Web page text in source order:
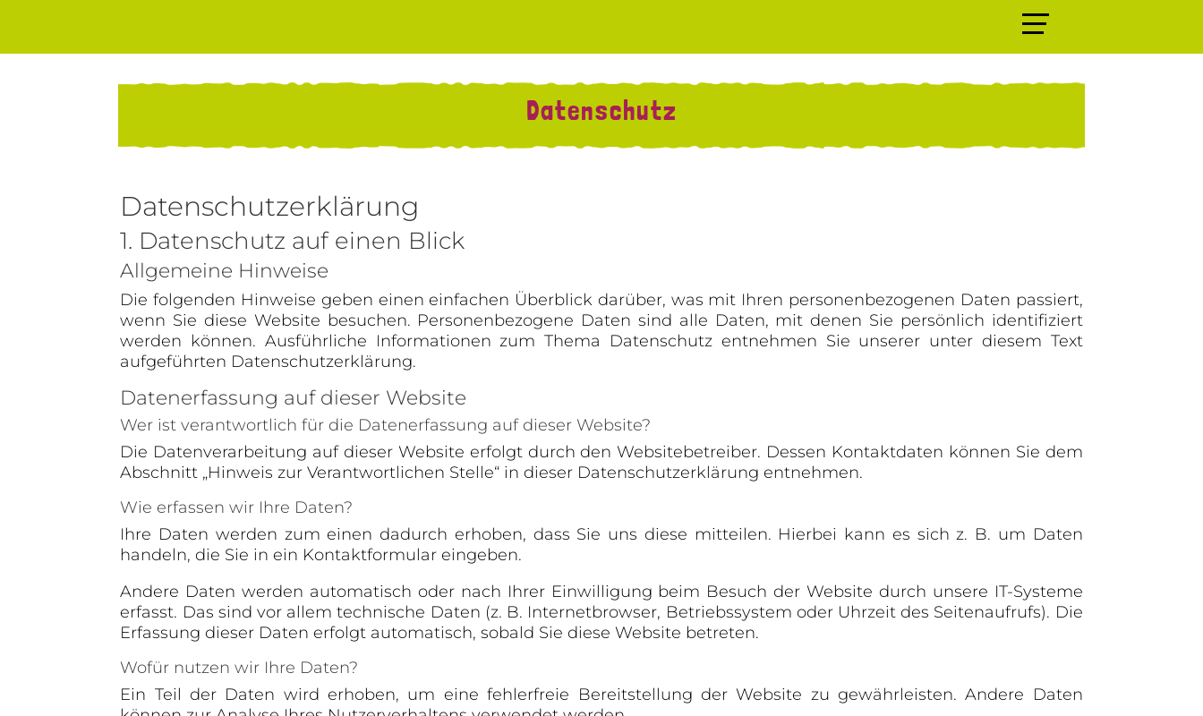
Datenschutz
Datenschutz­erklärung
1. Datenschutz auf einen Blick
Allgemeine Hinweise
Die folgenden Hinweise geben einen einfachen Überblick darüber, was mit Ihren personenbezogenen Daten passiert,
wenn Sie diese Website besuchen. Personenbezogene Daten sind alle Daten, mit denen Sie persönlich identifiziert
werden können. Ausführliche Informationen zum Thema Datenschutz entnehmen Sie unserer unter diesem Text
aufgeführten Datenschutzerklärung.
Datenerfassung auf dieser Website
Wer ist verantwortlich für die Datenerfassung auf dieser Website?
Die Datenverarbeitung auf dieser Website erfolgt durch den Websitebetreiber. Dessen Kontaktdaten können Sie dem
Abschnitt „Hinweis zur Verantwortlichen Stelle“ in dieser Datenschutzerklärung entnehmen.
Wie erfassen wir Ihre Daten?
Ihre Daten werden zum einen dadurch erhoben, dass Sie uns diese mitteilen. Hierbei kann es sich z. B. um Daten
handeln, die Sie in ein Kontaktformular eingeben.
Andere Daten werden automatisch oder nach Ihrer Einwilligung beim Besuch der Website durch unsere IT-Systeme
erfasst. Das sind vor allem technische Daten (z. B. Internetbrowser, Betriebssystem oder Uhrzeit des Seitenaufrufs). Die
Erfassung dieser Daten erfolgt automatisch, sobald Sie diese Website betreten.
Wofür nutzen wir Ihre Daten?
Ein Teil der Daten wird erhoben, um eine fehlerfreie Bereitstellung der Website zu gewährleisten. Andere Daten